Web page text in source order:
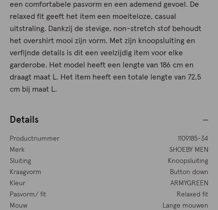
een comfortabele pasvorm en een ademend gevoel. De
relaxed fit geeft het item een moeiteloze, casual
uitstraling. Dankzij de stevige, non-stretch stof behoudt
het overshirt mooi zijn vorm. Met zijn knoopsluiting en
verfijnde details is dit een veelzijdig item voor elke
garderobe. Het model heeft een lengte van 186 cm en
draagt maat L. Het item heeft een totale lengte van 72,5
cm bij maat L.
Details
Productnummer
1109185-34
Merk
SHOEBY MEN
Sluiting
Knoopsluiting
Kraagvorm
Button down
Kleur
ARMYGREEN
Pasvorm/ fit
Relaxed fit
Mouw
Lange mouwen